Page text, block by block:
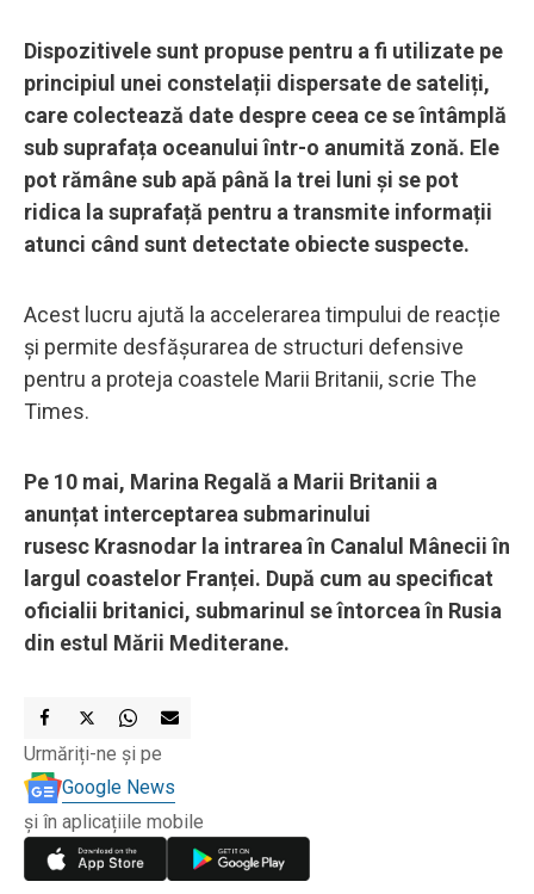
Dispozitivele sunt propuse pentru a fi utilizate pe
principiul unei constelații dispersate de sateliți,
care colectează date despre ceea ce se întâmplă
sub suprafața oceanului într-o anumită zonă. Ele
pot rămâne sub apă până la trei luni și se pot
ridica la suprafață pentru a transmite informații
atunci când sunt detectate obiecte suspecte.
Acest lucru ajută la accelerarea timpului de reacție
și permite desfășurarea de structuri defensive
pentru a proteja coastele Marii Britanii, scrie The
Times.
Pe 10 mai, Marina Regală a Marii Britanii a
anunțat interceptarea submarinului
rusesc Krasnodar la intrarea în Canalul Mânecii în
largul coastelor Franței. După cum au specificat
oficialii britanici, submarinul se întorcea în Rusia
din estul Mării Mediterane.
Urmăriți-ne și pe
Google News
și în aplicațiile mobile